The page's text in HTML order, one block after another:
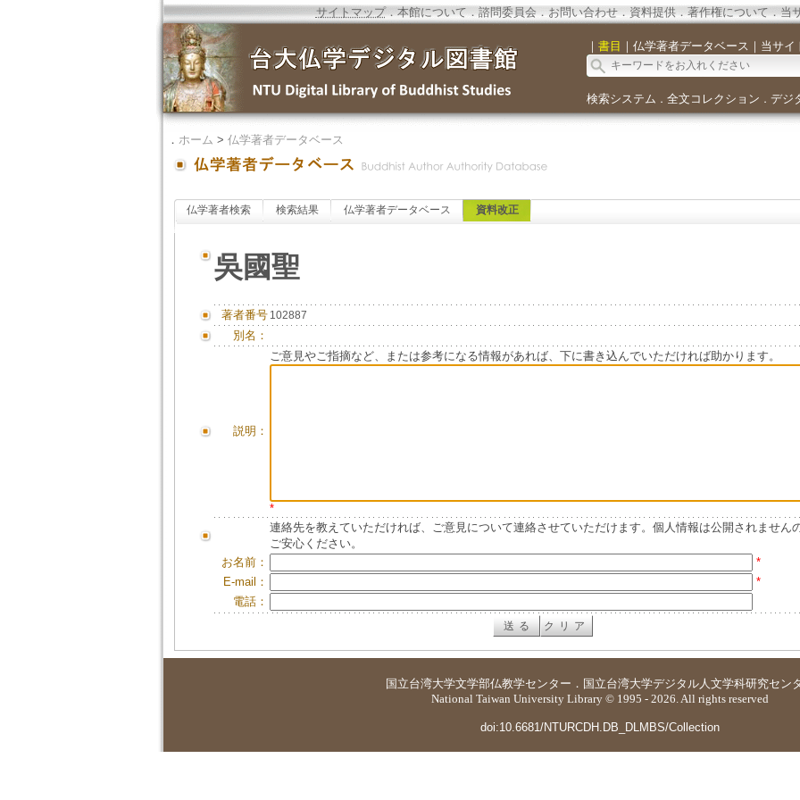
サイトマップ．本館について．諮問委員会． お問い合わせ． 資料提供．著作権について．当
｜ 書目 ｜ 仏学著者データベース ｜ 当サイ
検索システム ． 全文コレクション ． デジ
． ホーム > 仏学著者データベース
仏学著者検索 検索結果 仏学著者データベース 資料改正
吳國聖
著者番号 102887
別名：
説明：
ご意見やご指摘など、または参考になる情報があれば、下に書き込んでいただければ助かります。
*
連絡先を教えていただければ、ご意見について連絡させていただけます。個人情報は公開されません
ご安心ください。
お名前：
*
E-mail：
*
電話：
国立台湾大学文学部仏教学センター ． 国立台湾大学デジタル人文学科研究セン
National Taiwan University Library © 1995 - 2026. All rights reserved
doi:10.6681/NTURCDH.DB_DLMBS/Collection